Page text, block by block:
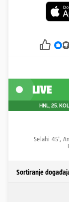
LIVE
HNL, 25.
Selahi 45',
Sortiranje